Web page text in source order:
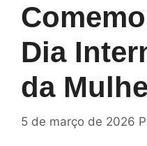
Dia
da
5 de março de 2026